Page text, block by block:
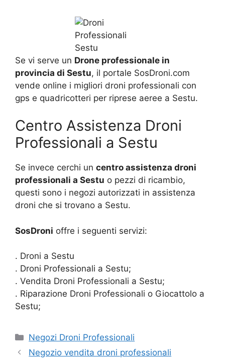
Se vi serve un Drone professionale in
provincia di Sestu, il portale SosDroni.com
vende online i migliori droni professionali con
gps e quadricotteri per riprese aeree a Sestu.
Centro Assistenza Droni
Professionali a Sestu
Se invece cerchi un centro assistenza droni
professionali a Sestu o pezzi di ricambio,
questi sono i negozi autorizzati in assistenza
droni che si trovano a Sestu.
SosDroni offre i seguenti servizi:
. Droni a Sestu
. Droni Professionali a Sestu;
. Vendita Droni Professionali a Sestu;
. Riparazione Droni Professionali o Giocattolo a
Sestu;
Categorie
Negozi Droni Professionali
Negozio vendita droni professionali